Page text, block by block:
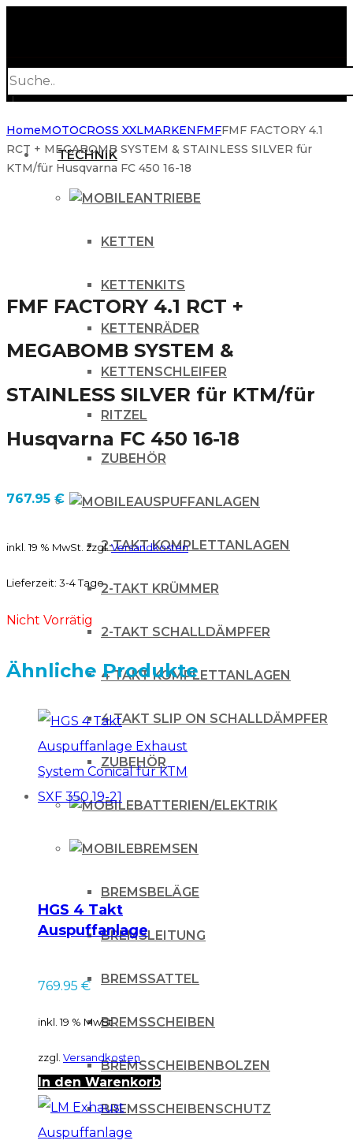
search
TECHNIK
ANTRIEBE
KETTEN
KETTENKITS
KETTENRÄDER
KETTENSCHLEIFER
RITZEL
ZUBEHÖR
AUSPUFFANLAGEN
2-TAKT KOMPLETTANLAGEN
2-TAKT KRÜMMER
2-TAKT SCHALLDÄMPFER
4 TAKT KOMPLETTANLAGEN
4 TAKT SLIP ON SCHALLDÄMPFER
ZUBEHÖR
BATTERIEN/ELEKTRIK
BREMSEN
BREMSBELÄGE
BREMSLEITUNG
BREMSSATTEL
BREMSSCHEIBEN
BREMSSCHEIBENBOLZEN
BREMSSCHEIBENSCHUTZ
HomeMOTOCROSS XXLMARKENFMFFMF FACTORY 4.1
RCT + MEGABOMB SYSTEM & STAINLESS SILVER für
KTM/für Husqvarna FC 450 16-18
FMF FACTORY 4.1 RCT +
MEGABOMB SYSTEM &
STAINLESS SILVER für KTM/für
Husqvarna FC 450 16-18
767.95 €
inkl. 19 % MwSt. zzgl.Versandkosten
Lieferzeit: 3-4 Tage
Nicht Vorrätig
Ähnliche Produkte
HGS 4 Takt
Auspuffanlage
Conical für KTM SXF
350 19-21
769.95 €
inkl. 19 % MwSt.
zzgl. Versandkosten
In den Warenkorb